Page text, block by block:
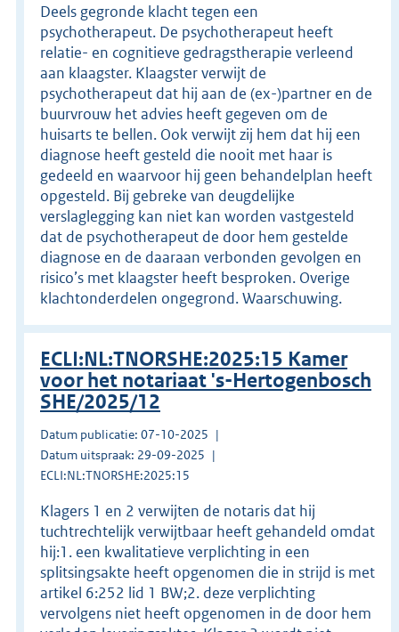
Deels gegronde klacht tegen een
psychotherapeut. De psychotherapeut heeft
relatie- en cognitieve gedragstherapie verleend
aan klaagster. Klaagster verwijt de
psychotherapeut dat hij aan de (ex-)partner en de
buurvrouw het advies heeft gegeven om de
huisarts te bellen. Ook verwijt zij hem dat hij een
diagnose heeft gesteld die nooit met haar is
gedeeld en waarvoor hij geen behandelplan heeft
opgesteld. Bij gebreke van deugdelijke
verslaglegging kan niet kan worden vastgesteld
dat de psychotherapeut de door hem gestelde
diagnose en de daaraan verbonden gevolgen en
risico’s met klaagster heeft besproken. Overige
klachtonderdelen ongegrond. Waarschuwing.
ECLI:NL:TNORSHE:2025:15 Kamer
voor het notariaat 's-Hertogenbosch
SHE/2025/12
Datum publicatie: 07-10-2025
Datum uitspraak: 29-09-2025
ECLI:NL:TNORSHE:2025:15
Klagers 1 en 2 verwijten de notaris dat hij
tuchtrechtelijk verwijtbaar heeft gehandeld omdat
hij:1. een kwalitatieve verplichting in een
splitsingsakte heeft opgenomen die in strijd is met
artikel 6:252 lid 1 BW;2. deze verplichting
vervolgens niet heeft opgenomen in de door hem